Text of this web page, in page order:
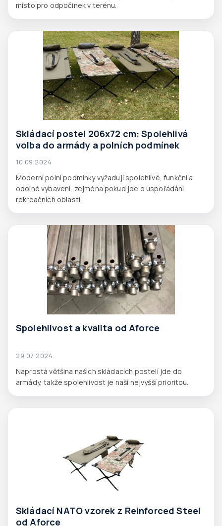
místo pro odpočinek v terénu.
Skládací postel 206x72 cm: Spolehlivá
volba do armády a polních podmínek
10 09 2024
Moderní polní podmínky vyžadují spolehlivé, funkční a
odolné vybavení, zejména pokud jde o uspořádání
rekreačních oblastí.
Spolehlivost a kvalita od Aforce
29 07 2024
Naprostá většina našich skládacích postelí jde do
armády, takže spolehlivost je naší nejvyšší prioritou.
Skládací NATO vzorek z Reinforced Steel
od Aforce